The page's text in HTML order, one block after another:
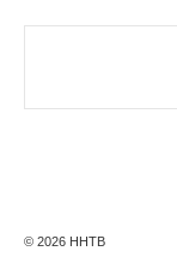
© 2026 ННТВ